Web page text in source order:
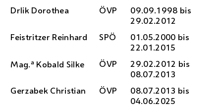
Drlik Dorothea
ÖVP
09.09.1998 bis
29.02.2012
Feistritzer Reinhard
SPÖ
01.05.2000 bis
22.01.2015
Mag.a Kobald Silke ÖVP
29.02.2012 bis
08.07.2013
Gerzabek Christian
ÖVP
08.07.2013 bis
04.06.2025